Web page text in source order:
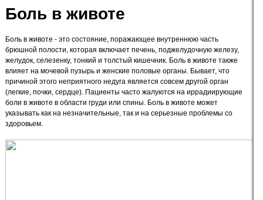
Боль в животе
Боль в животе - это состояние, поражающее внутреннюю часть
брюшной полости, которая включает печень, поджелудочную железу,
желудок, селезенку, тонкий и толстый кишечник. Боль в животе также
влияет на мочевой пузырь и женские половые органы. Бывает, что
причиной этого неприятного недуга является совсем другой орган
(легкие, почки, сердце). Пациенты часто жалуются на иррадиирующие
боли в животе в области груди или спины. Боль в животе может
указывать как на незначительные, так и на серьезные проблемы со
здоровьем.